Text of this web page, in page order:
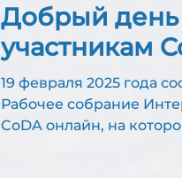
Добрый
участникам
19 февраля 2025 года
Рабочее собрание Интергруппы Сообщества
CoDA онлайн, на котором были приняты